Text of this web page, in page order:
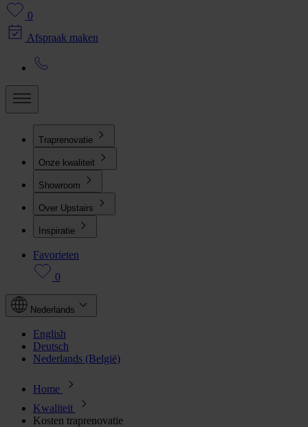
0
Afspraak maken
Traprenovatie
Onze kwaliteit
Showroom
Over Upstairs
Inspiratie
Favorieten
0
Nederlands
English
Deutsch
Nederlands (België)
Home
Kwaliteit
Kosten traprenovatie